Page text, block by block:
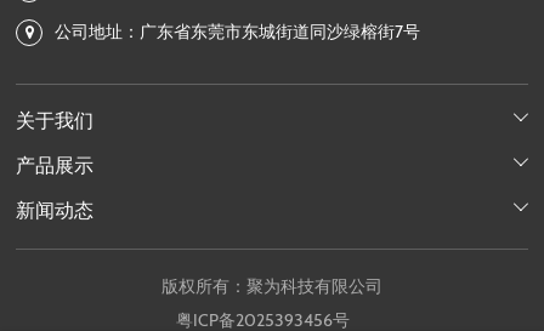
公司地址：广东省东莞市东城街道同沙绿榕街7号
关于我们 
产品展示 
新闻动态 
版权所有：聚为科技有限公司
粤ICP备2025393456号